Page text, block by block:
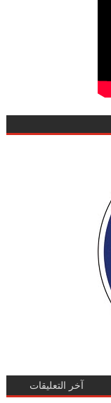
آخر التعليقات